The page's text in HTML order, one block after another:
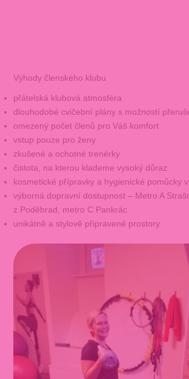
Výhody členského klubu
přátelská klubová atmosféra
dlouhodobé cvičební plány s možností
omezený počet členů pro Váš komfort
vstup pouze pro ženy
zkušené a ochotné trenérky
čistota, na kterou klademe vysoký důraz
kosmetické přípravky a hygienické pomůcky
výborná dopravní dostupnost – Metro A
z Poděbrad, metro C Pankrác
unikátně a stylově připravené prostory